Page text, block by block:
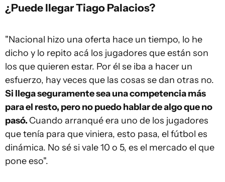
¿Puede llegar Tiago Palacios?
"Nacional hizo una oferta hace un tiempo, lo he
dicho y lo repito acá los jugadores que están son
los que quieren estar. Por él se iba a hacer un
esfuerzo, hay veces que las cosas se dan otras no.
Si llega seguramente sea una competencia más
para el resto, pero no puedo hablar de algo que no
pasó. Cuando arranqué era uno de los jugadores
que tenía para que viniera, esto pasa, el fútbol es
dinámica. No sé si vale 10 o 5, es el mercado el que
pone eso".